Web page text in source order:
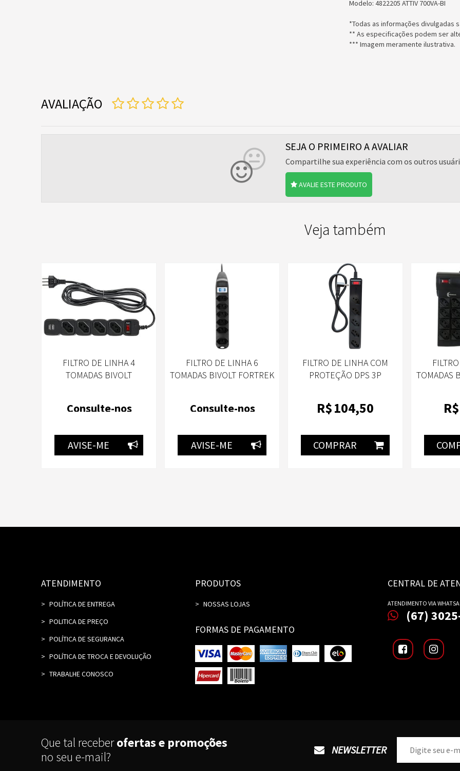
Modelo: 4822205 ATTIV 700VA-BI
*Todas as informações
** As especificações podem ser
*** Imagem meramente ilustrativa.
AVALIAÇÃO
SEJA O PRIMEIRO A AVALIAR
Compartilhe sua experiência com os outros
AVALIE ESTE PRODUTO
Veja também
FILTRO DE LINHA 4
TOMADAS BIVOLT
Consulte-nos
AVISE-ME
FILTRO DE LINHA 6
TOMADAS BIVOLT FORTREK
Consulte-nos
AVISE-ME
FILTRO DE LINHA COM
PROTEÇÃO DPS 3P
R$104,50
COMPRAR
TOMADAS
R$
ATENDIMENTO
POLÍTICA DE ENTREGA
POLITICA DE PREÇO
POLÍTICA DE SEGURANCA
POLÍTICA DE TROCA E DEVOLUÇÃO
TRABALHE CONOSCO
PRODUTOS
NOSSAS LOJAS
FORMAS DE PAGAMENTO
CENTRAL DE
ATENDIMENTO VIA
(67)
Que tal receberofertas e promoções
no seu e-mail?
NEWSLETTER